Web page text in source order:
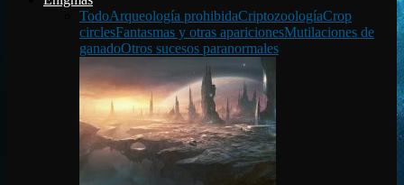
TodoArqueología prohibidaCriptozoologíaCrop
circlesFantasmas y otras aparicionesMutilaciones de
ganadoOtros sucesos paranormales